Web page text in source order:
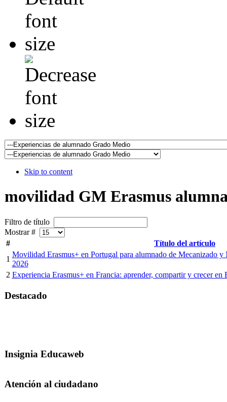
Skip to content
movilidad GM Erasmus
Filtro de título
Mostrar #
#
Título del artículo
1
Movilidad Erasmus+ en Portugal para alumnado de Mecanizado
2026
2 Experiencia Erasmus+ en Francia: aprender, compartir y crecer en
Destacado
Insignia Educaweb
Atención al ciudadano